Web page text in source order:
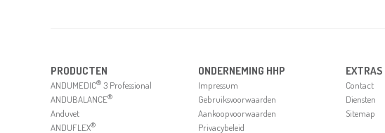
PRODUCTEN
ANDUMEDIC® 3 Professional
ANDUBALANCE®
Anduvet
ANDUFLEX®
ONDERNEMING HHP
Impressum
Gebruiksvoorwaarden
Aankoopvoorwaarden
Privacybeleid
EXTRAS
Contact
Diensten
Sitemap